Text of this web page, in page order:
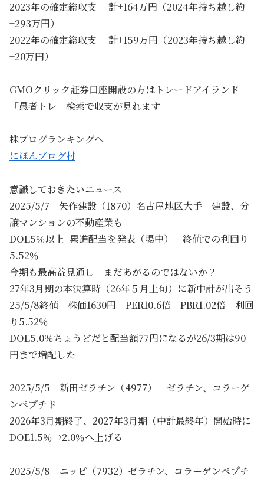
2023年の確定総収支 計+164万円（2024年持ち越し約
+293万円）
2022年の確定総収支 計+159万円（2023年持ち越し約
+20万円）
GMOクリック証券口座開設の方はトレードアイランド
「愚者トレ」検索で収支が見れます
株ブログランキングへ
にほんブログ村
意識しておきたいニュース
2025/5/7 矢作建設（1870）名古屋地区大手 建設、分
譲マンションの不動産業も
DOE5％以上+累進配当を発表（場中） 終値での利回り
5.52％
今期も最高益見通し まだあがるのではないか？
27年3月期の本決算時（26年５月上旬）に新中計が出そう
25/5/8終値 株価1630円 PER10.6倍 PBR1.02倍 利回
り5.52％
DOE5.0％ちょうどだと配当額77円になるが26/3期は90
円まで増配した
2025/5/5 新田ゼラチン（4977） ゼラチン、コラーゲ
ンペプチド
2026年3月期終了、2027年3月期（中計最終年）開始時に
DOE1.5％→2.0％へ上げる
2025/5/8 ニッピ（7932）ゼラチン、コラーゲンペプチ